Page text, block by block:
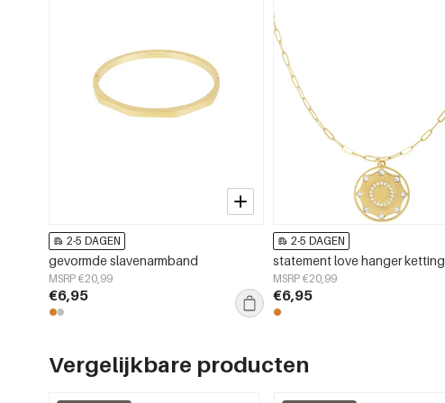
2-5 DAGEN
gevormde slavenarmband
MSRP €20,99
€6,95
2-5 DAGEN
statement love hanger ketting
MSRP €20,99
€6,95
Vergelijkbare producten